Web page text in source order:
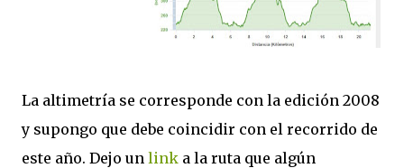
La altimetría se corresponde con la edición 2008
y supongo que debe coincidir con el recorrido de
este año. Dejo un link a la ruta que algún